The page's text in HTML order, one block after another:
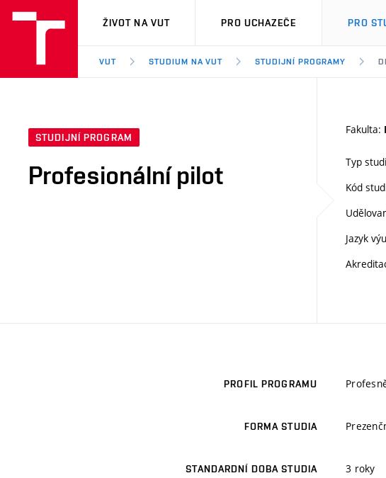
VUT
ŽIVOT NA VUT PRO UCHAZEČE PRO
VUT STUDIUM NA VUT STUDIJNÍ PROGRAMY
STUDIJNÍ PROGRAM
Profesionální pilot
Fakulta:
Typ
Kód
Jazyk
PROFIL PROGRAMU
FORMA STUDIA
STANDARDNÍ DOBA STUDIA 3 roky